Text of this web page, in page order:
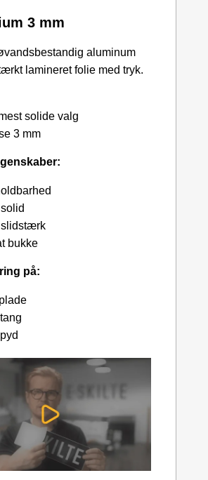
3 mm
aluminum
lamineret folie med tryk.
solide valg
3 mm
slidstærk
bukke
på: